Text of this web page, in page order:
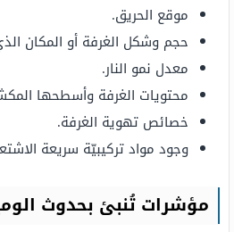
موقع الحريق.
حجم وشكل الغرفة أو المكان
معدل نمو النار.
محتويات الغرفة وأسطحها
خصائص تهوية الغرفة.
وجود مواد تركيبيّة سريعة
مؤشرات تُنبئ بحدوث